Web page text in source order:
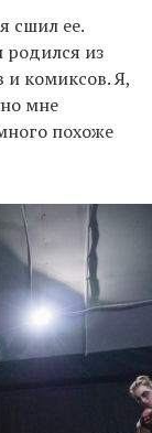
сшил ее.
родился из
комиксов. Я,
мне
похоже